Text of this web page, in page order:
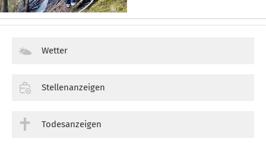
Wetter
Stellenanzeigen
Todesanzeigen